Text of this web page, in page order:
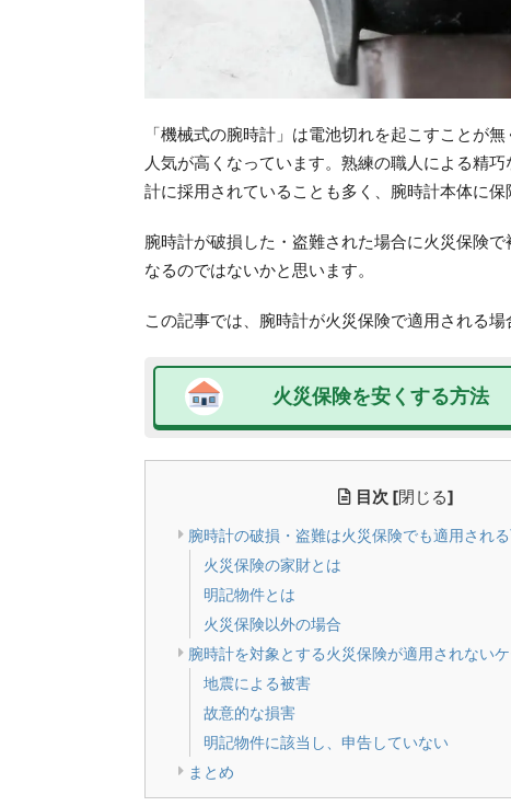
「機械式の腕時計」は電池切れを起こすことが
人気が高くなっています。熟練の職人による精
計に採用されていることも多く、腕時計本体に
腕時計が破損した・盗難された場合に火災保険
なるのではないかと思います。
この記事では、腕時計が火災保険で適用される
火災保険を安くする方法
目次 [閉じる]
腕時計の破損・盗難は火災保険でも適用され
火災保険の家財とは
明記物件とは
火災保険以外の場合
腕時計を対象とする火災保険が適用されない
地震による被害
故意的な損害
明記物件に該当し、申告していない
まとめ